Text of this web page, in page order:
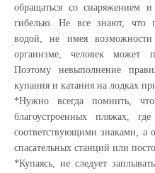
обращаться со снаряжением и
гибелью. Не все знают, что
водой, не имея возможности
организме, человек может
Поэтому невыполнение
купания и катания на лодках
*Нужно всегда помнить,
благоустроенных пляжах,
соответствующими знаками, а
спасательных станций или
*Купаясь, не следует